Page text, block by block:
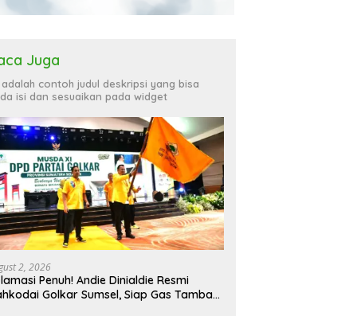
Juga
adalah contoh judul deskripsi yang bisa
isi dan sesuaikan pada widget
2, 2026
Penuh! Andie Dinialdie Resmi
Golkar Sumsel, Siap Gas Tambah